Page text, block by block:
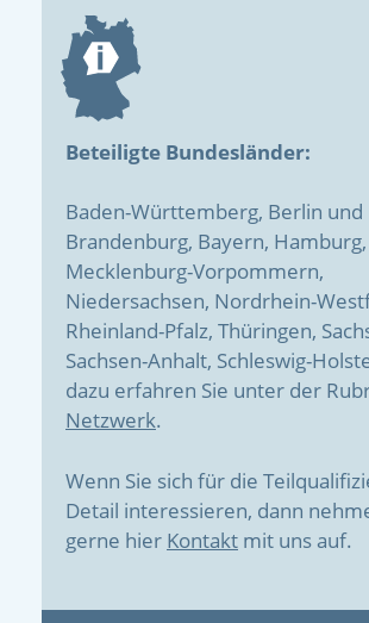
Beteiligte Bundesländer:
Baden-Württemberg, Berlin und
Brandenburg, Bayern,
Mecklenburg-Vorpommern,
Niedersachsen, Nordrhein-
Rheinland-Pfalz, Thüringen,
Sachsen-Anhalt, Schleswig-
dazu erfahren Sie unter der
Netzwerk.
Wenn Sie sich für die
Detail interessieren, dann
gerne hier Kontakt mit uns auf.